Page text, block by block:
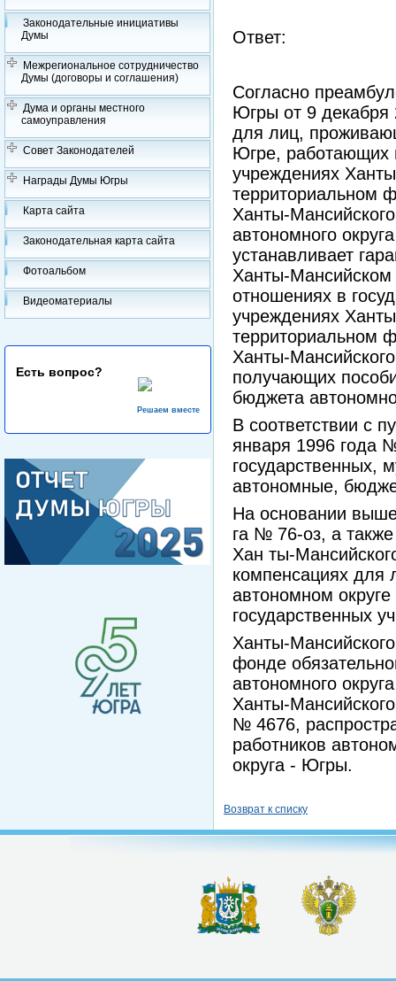
Законодательные инициативы
Думы
Межрегиональное сотрудничество
Думы (договоры и соглашения)
Дума и органы местного
самоуправления
Совет Законодателей
Награды Думы Югры
Карта сайта
Законодательная карта сайта
Фотоальбом
Видеоматериалы
Есть вопрос?
Решаем вместе
Ответ:
Согласно
Югры от 9 декабря
для лиц,
Югре, работающих
учреждениях
территориальном
Ханты-
автономного
устанавливает
Ханты-Мансийском
отношениях в
учреждениях
территориальном
Ханты-
получающих
бюджета
В соответствии с
января 1996 года
государственных,
автономные,
На основании
га № 76-оз, а
Хан­ ты-
компенсациях
автономном
государственных
Ханты-
фонде
автономного
Ханты-
№ 4676,
работников
округа - Югры.
Возврат к списку